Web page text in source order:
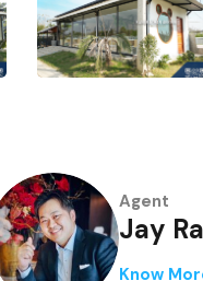
Agent
Jay
Know